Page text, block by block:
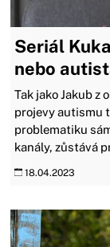
Seriál
nebo
Tak jako Jakub z
projevy autismu
problematiku
kanály, zůstává
18.04.2023